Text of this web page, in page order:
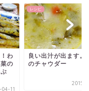
わ
の
11
レシピ
良い出汁が出ます。
のチャウダー
2015-